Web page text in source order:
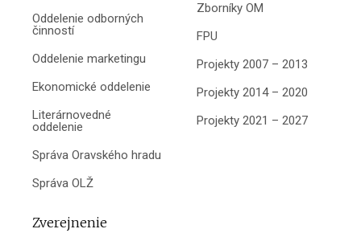
Oddelenie odborných
činností
Oddelenie marketingu
Ekonomické oddelenie
Literárnovedné
oddelenie
Správa Oravského hradu
Správa OLŽ
Zborníky OM
FPU
Projekty 2007 – 2013
Projekty 2014 – 2020
Projekty 2021 – 2027
Zverejnenie